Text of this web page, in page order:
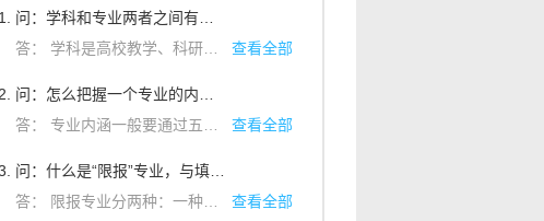
1. 问：学科和专业两者之间有什么区别？
答： 学科是高校教学、科研等基本功能单位，是对高校人才培养、科学研究等范围的相对界定。新专业目录中把学科分为13大门类，不同的学科就是不同的科学知识体系。
学科的目标是知识的发现与创新，专业的目标是为社会培养各级各类专门人才。
查看全部
答： 专业内涵一般要通过五个方面去了解：专业名称、专业课程设置、培养模式、就业前景以及同一专业在不同高校之间的差异。 查看全部
3. 问：什么是“限报”专业，与填报志愿有什么关系？
答：
限报专业分两种：一种是因体检结果受限，即身体条件限报；二是政策规定受限，即政策性限报。
查看全部